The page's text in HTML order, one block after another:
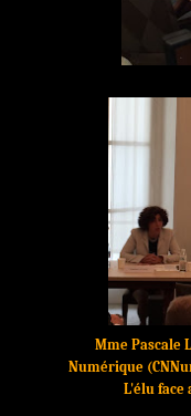
Mme Pascale
Numérique
L'élu face